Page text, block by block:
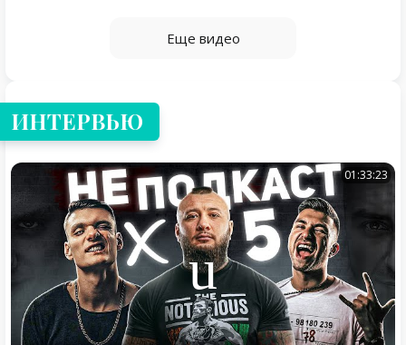
Еще видео
ИНТЕРВЬЮ
01:33:23